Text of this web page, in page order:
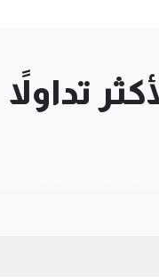
تداولاً